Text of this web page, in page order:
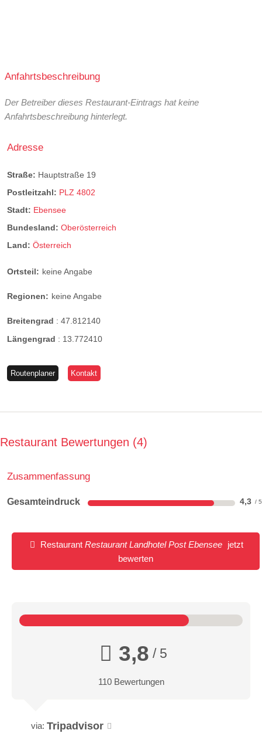
Anfahrtsbeschreibung
Der Betreiber dieses Restaurant-Eintrags hat keine
Anfahrtsbeschreibung hinterlegt.
Adresse
Straße: Hauptstraße 19
Postleitzahl: PLZ 4802
Stadt: Ebensee
Bundesland: Oberösterreich
Land: Österreich
Ortsteil: keine Angabe
Regionen: keine Angabe
Breitengrad : 47.812140
Längengrad : 13.772410
Routenplaner Kontakt
Restaurant Bewertungen 4
Zusammenfassung
Gesamteindruck 4,3
Restaurant Restaurant Landhotel Post Ebensee
jetzt
bewerten
3,8 / 5
110 Bewertungen
via: Tripadvisor